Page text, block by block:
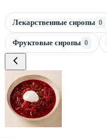
Лекарственные сиропы 0
Фруктовые сиропы 0